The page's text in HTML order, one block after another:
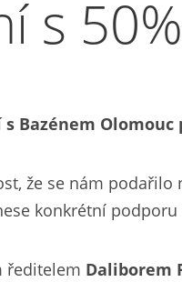
s
Bazénem
že se nám podařilo
konkrétní
ředitelem Daliborem